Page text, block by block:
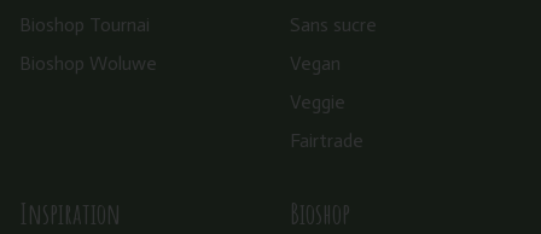
Bioshop Tournai
Bioshop Woluwe
Sans sucre
Vegan
Veggie
Fairtrade
Inspiration Bioshop